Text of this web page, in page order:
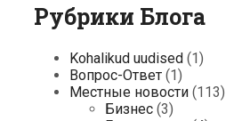
Рубрики Блога
Kohalikud uudised (1)
Вопрос-Ответ (1)
Местные новости (113)
Бизнес (3)